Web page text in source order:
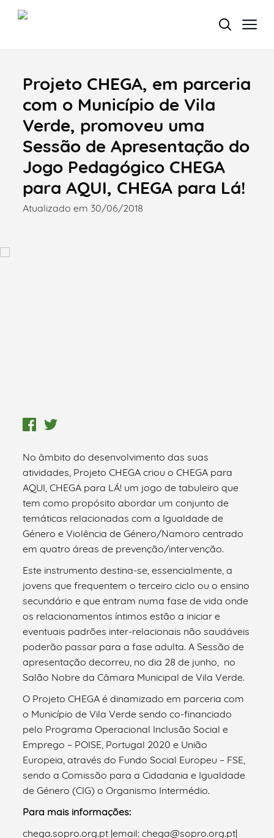
Termo de Pesquisa
Categorias gerais
Projeto CHEGA, em parceria
com o Município de Vila
Verde, promoveu uma
Sessão de Apresentação do
Jogo Pedagógico CHEGA
para AQUI, CHEGA para Lá!
Atualizado em 30/06/2018
No âmbito do desenvolvimento das suas
atividades, Projeto CHEGA criou o CHEGA para
AQUI, CHEGA para LÁ! um jogo de tabuleiro que
tem como propósito abordar um conjunto de
temáticas relaciona­das com a Igualdade de
Género e Violência de Género/Namoro centrado
em qua­tro áreas de prevenção/intervenção.
Este instrumento destina-se, essencialmente, a
jovens que frequentem o terceiro ciclo ou o ensino
secundário e que entram numa fase de vida onde
os relacionamentos íntimos estão a iniciar e
eventuais padrões inter-relacionais não saudáveis
poderão passar para a fase adulta. A Sessão de
apresentação decorreu, no dia 28 de junho,
no
Salão Nobre da Câmara Municipal de Vila Verde.
O Projeto CHEGA é dinamizado em parceria com
o Município de Vila Verde sendo co-financiado
pelo Programa Operacional Inclusão Social e
Emprego – POISE, Portugal 2020 e União
Europeia, através do Fundo Social Europeu – FSE,
sendo a Comissão para a Cidadania e Igualdade
de Género (CIG) o Organismo Intermédio.
Para mais informações:
chega.sopro.org.pt |email: chega@sopro.org.pt|